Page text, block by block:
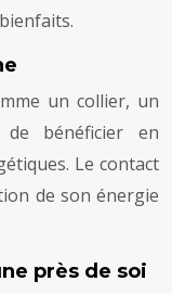
un collier, un
bénéficier en
Le contact
de son énergie
près de soi